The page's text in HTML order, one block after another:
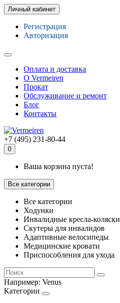
Личный кабинет
Регистрация
Авторизация
Оплата и доставка
О Vermeiren
Прокат
Обслуживание и ремонт
Блог
Контакты
+7 (495) 231-80-44
0
Ваша корзина пуста!
Все категории
Все категории
Ходунки
Инвалидные кресла-коляски
Скутеры для инвалидов
Адаптивные велосипеды
Медицинские кровати
Приспособления для ухода
Например: Venus
Категории